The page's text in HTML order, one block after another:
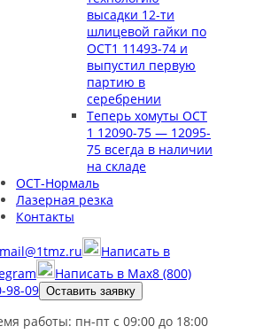
высадки 12-ти
шлицевой гайки по
ОСТ1 11493-74 и
выпустил первую
партию в
серебрении
Теперь хомуты ОСТ
1 12090-75 — 12095-
75 всегда в наличии
на складе
ОСТ-Нормаль
Лазерная резка
Контакты
mail@1tmz.ru
Написать в
Написать в Max8 (800)
98-09 Оставить заявку
работы: пн-пт с 09:00 до 18:00